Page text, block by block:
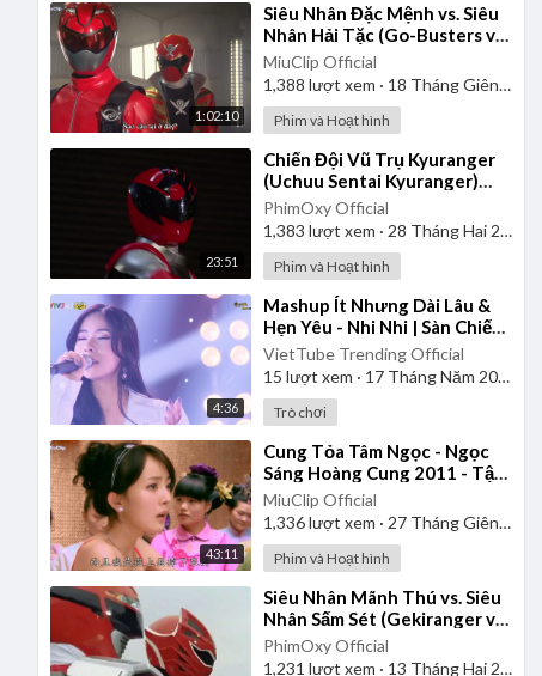
1:02:10
⁣Siêu Nhân Đặc Mệnh vs. Siêu
Nhân Hải Tặc (Go-Busters vs.
Gokaiger) | Vietsub
MiuClip Official
1,388 lượt xem · 18 Tháng Giêng 2025
Phim và Hoạt hình
23:51
⁣Chiến Đội Vũ Trụ Kyuranger
(Uchuu Sentai Kyuranger)
2017 - Tập 1 | Thuyết Minh
PhimOxy Official
1,383 lượt xem · 28 Tháng Hai 2025
Phim và Hoạt hình
4:36
⁣Mashup Ít Nhưng Dài Lâu &
Hẹn Yêu - Nhi Nhi | Sàn Chiến
Giọng Hát - Tập 8
VietTube Trending Official
15 lượt xem · 17 Tháng Năm 2026
Trò chơi
43:11
⁣Cung Tỏa Tâm Ngọc - Ngọc
Sáng Hoàng Cung 2011 - Tập
1 | Thuyết Minh
MiuClip Official
1,336lượt xem · 27 Tháng Giêng 2025
Phim và Hoạt hình
⁣Siêu Nhân Mãnh Thú vs. Siêu
Nhân Sấm Sét (Gekiranger vs.
Boukenger) 2008 | Vietsub
PhimOxy Official
1,231 lượt xem · 13 Tháng Hai 2025